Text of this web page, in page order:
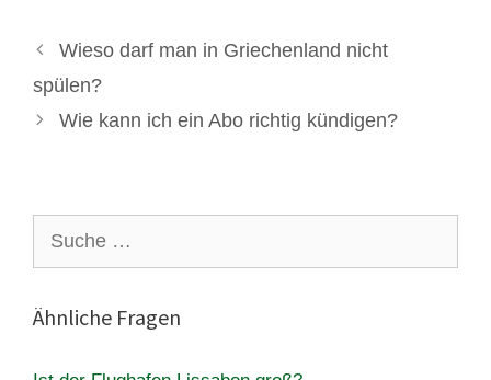
Wieso darf man in Griechenland nicht
spülen?
Wie kann ich ein Abo richtig kündigen?
nach:
Ähnliche Fragen